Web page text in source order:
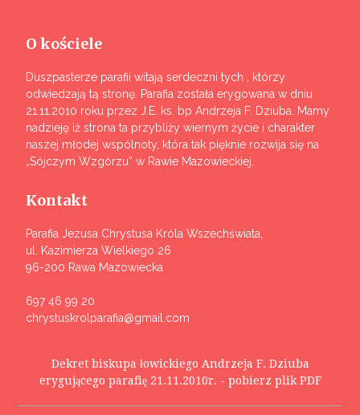
O kościele
Duszpasterze parafii witają serdeczni tych , którzy
odwiedzają tą stronę. Parafia została erygowana w dniu
21.11.2010 roku przez J.E. ks. bp Andrzeja F. Dziuba. Mamy
nadzieję iż strona ta przybliży wiernym życie i charakter
naszej młodej wspólnoty, która tak pięknie rozwija się na
„Sójczym Wzgórzu” w Rawie Mazowieckiej.
Kontakt
Parafia Jezusa Chrystusa Króla Wszechświata,
ul. Kazimierza Wielkiego 26
96-200 Rawa Mazowiecka
697 46 99 20
chrystuskrolparafia@gmail.com
Dekret biskupa łowickiego Andrzeja F. Dziuba
erygującego parafię 21.11.2010r. - pobierz plik PDF